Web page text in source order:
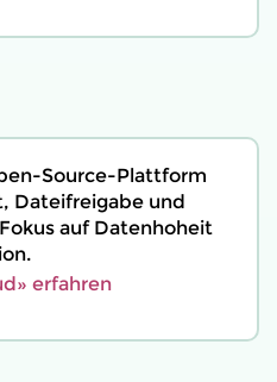
Source-Plattform
Dateifreigabe und
auf Datenhoheit
erfahren